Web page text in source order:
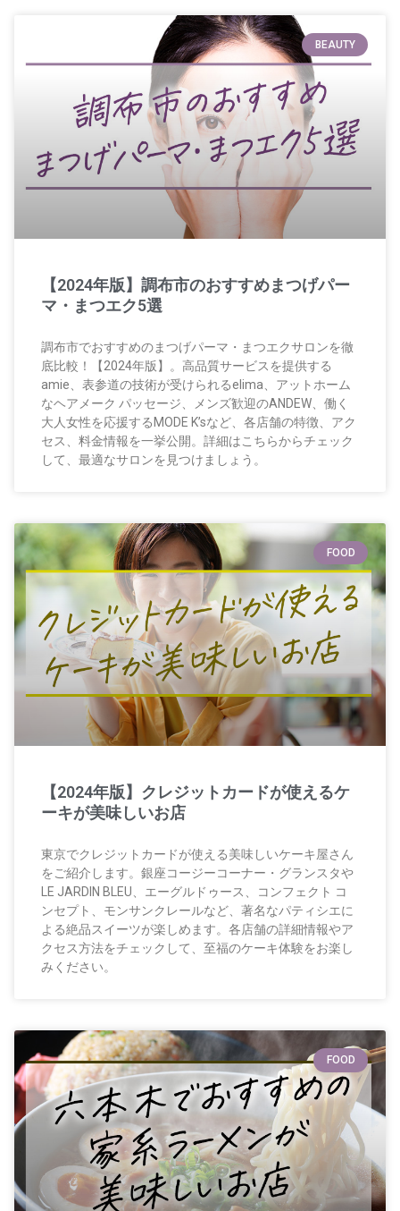
BEAUTY
【2024年版】調布市のおすすめまつげパー
マ・まつエク5選
調布市でおすすめのまつげパーマ・まつエクサロンを徹
底比較！【2024年版】。高品質サービスを提供する
amie、表参道の技術が受けられるelima、アットホーム
なヘアメーク パッセージ、メンズ歓迎のANDEW、働く
大人女性を応援するMODE K’sなど、各店舗の特徴、アク
セス、料金情報を一挙公開。詳細はこちらからチェック
して、最適なサロンを見つけましょう。
FOOD
【2024年版】クレジットカードが使えるケ
ーキが美味しいお店
東京でクレジットカードが使える美味しいケーキ屋さん
をご紹介します。銀座コージーコーナー・グランスタや
LE JARDIN BLEU、エーグルドゥース、コンフェクト コ
ンセプト、モンサンクレールなど、著名なパティシエに
よる絶品スイーツが楽しめます。各店舗の詳細情報やア
クセス方法をチェックして、至福のケーキ体験をお楽し
みください。
FOOD